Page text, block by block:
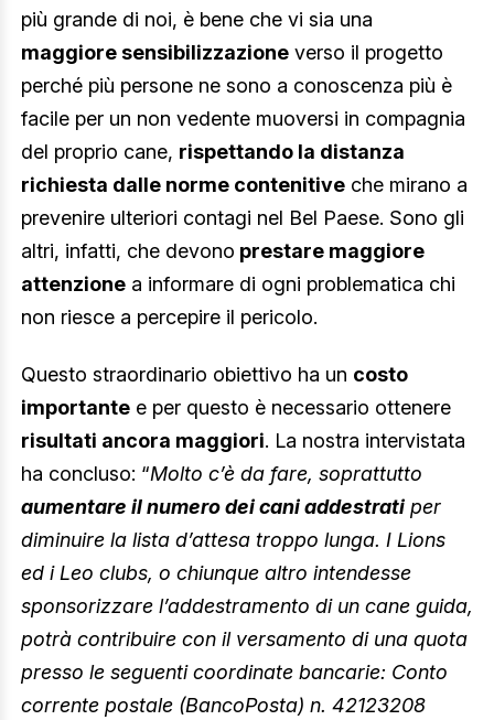
più grande di noi, è bene che vi sia una
maggiore sensibilizzazione verso il progetto
perché più persone ne sono a conoscenza più è
facile per un non vedente muoversi in compagnia
del proprio cane, rispettando la distanza
richiesta dalle norme contenitive che mirano a
prevenire ulteriori contagi nel Bel Paese. Sono gli
altri, infatti, che devono prestare maggiore
attenzione a informare di ogni problematica chi
non riesce a percepire il pericolo.
Questo straordinario obiettivo ha un costo
importante e per questo è necessario ottenere
risultati ancora maggiori. La nostra intervistata
ha concluso: “Molto c’è da fare, soprattutto
aumentare il numero dei cani addestrati per
diminuire la lista d’attesa troppo lunga. I Lions
ed i Leo clubs, o chiunque altro intendesse
sponsorizzare l’addestramento di un cane guida,
potrà contribuire con il versamento di una quota
presso le seguenti coordinate bancarie: Conto
corrente postale (BancoPosta) n. 42123208